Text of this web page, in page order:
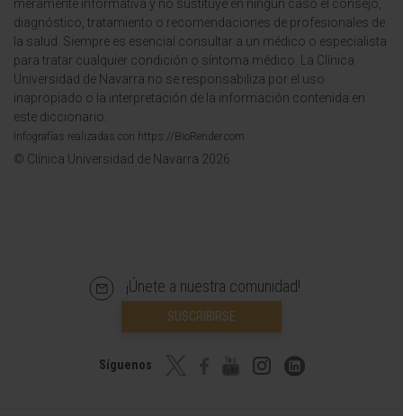
meramente informativa y no sustituye en ningún caso el consejo,
diagnóstico, tratamiento o recomendaciones de profesionales de
la salud. Siempre es esencial consultar a un médico o especialista
para tratar cualquier condición o síntoma médico. La Clínica
Universidad de Navarra no se responsabiliza por el uso
inapropiado o la interpretación de la información contenida en
este diccionario.
Infografías realizadas con https://BioRender.com
© Clínica Universidad de Navarra 2026
¡Únete a nuestra comunidad!
SUSCRIBIRSE
Síguenos